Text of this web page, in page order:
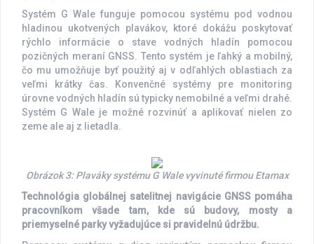
Systém G Wale funguje pomocou systému pod vodnou
hladinou ukotvených plavákov, ktoré dokážu poskytovať
rýchlo informácie o stave vodných hladín pomocou
pozičných meraní GNSS. Tento systém je ľahký a mobilný,
čo mu umožňuje byť použitý aj v odľahlých oblastiach za
veľmi krátky čas. Konvenčné systémy pre monitoring
úrovne vodných hladín sú typicky nemobilné a veľmi drahé.
Systém G Wale je možné rozvinúť a aplikovať nielen zo
zeme ale aj z lietadla.
Obrázok 3: Plaváky systému G Wale vyvinuté firmou Etamax
Technológia globálnej satelitnej navigácie GNSS pomáha
pracovníkom všade tam, kde sú budovy, mosty a
priemyselné parky vyžadujúce si pravidelnú údržbu.